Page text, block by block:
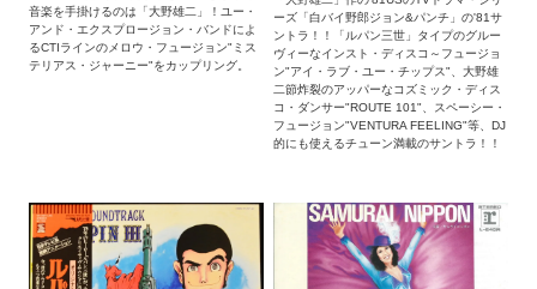
音楽を手掛けるのは「大野雄二」！ユー・
アンド・エクスプロージョン・バンドによ
るCTIラインのメロウ・フュージョン"ミス
テリアス・ジャーニー"をカップリング。
ーズ「白バイ野郎ジョン&パンチ」の'81サ
ントラ！！「ルパン三世」タイプのグルー
ヴィーなインスト・ディスコ～フュージョ
ン"アイ・ラブ・ユー・チップス"、大野雄
二節炸裂のアッパーなコズミック・ディス
コ・ダンサー"ROUTE 101"、スペーシー・
フュージョン"VENTURA FEELING"等、DJ
的にも使えるチューン満載のサントラ！！